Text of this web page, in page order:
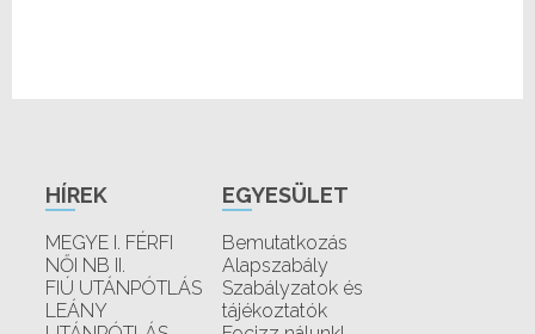
HÍREK
MEGYE I. FÉRFI
NŐI NB II.
FIÚ UTÁNPÓTLÁS
LEÁNY
EGYESÜLET
Bemutatkozás
Alapszabály
Szabályzatok és
tájékoztatók